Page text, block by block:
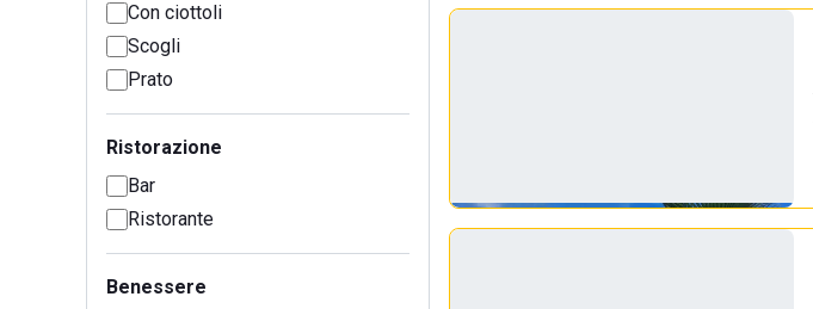
Con ciottoli
Scogli
Prato
Ristorazione
Bar
Ristorante
Benessere